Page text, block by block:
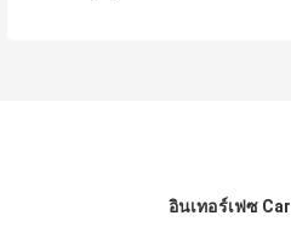
อินเทอร์เฟซ